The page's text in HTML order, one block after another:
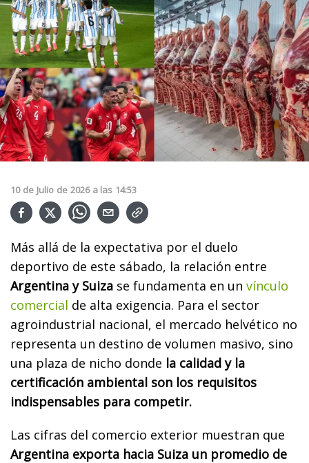
10 de Julio de 2026 a las 14:53
Más allá de la expectativa por el duelo
deportivo de este sábado, la relación entre
Argentina y Suiza se fundamenta en un vínculo
comercial de alta exigencia. Para el sector
agroindustrial nacional, el mercado helvético no
representa un destino de volumen masivo, sino
una plaza de nicho donde la calidad y la
certificación ambiental son los requisitos
indispensables para competir.
Las cifras del comercio exterior muestran que
Argentina exporta hacia Suiza un promedio de